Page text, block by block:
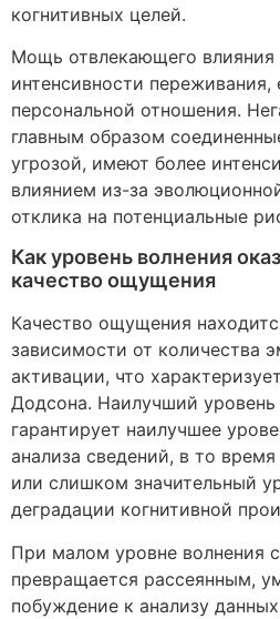
когнитивных целей.
Мощь отвлекающего влияния
интенсивности переживания,
персональной отношения.
главным образом
угрозой, имеют более
влиянием из-за
отклика на потенциальные
Как уровень волнения
качество ощущения
Качество ощущения
зависимости от количества
активации, что
Додсона. Наилучший уровень
гарантирует наилучшее
анализа сведений, в то
или слишком значительный
деградации когнитивной
При малом уровне волнения
превращается рассеянным,
побуждение к анализу